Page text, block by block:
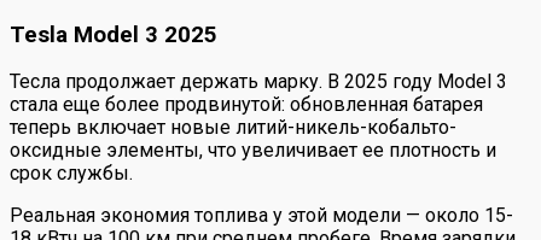
Tesla Model 3 2025
Тесла продолжает держать марку. В 2025 году Model 3
стала еще более продвинутой: обновленная батарея
теперь включает новые литий-никель-кобальто-
оксидные элементы, что увеличивает ее плотность и
срок службы.
Реальная экономия топлива у этой модели — около 15-